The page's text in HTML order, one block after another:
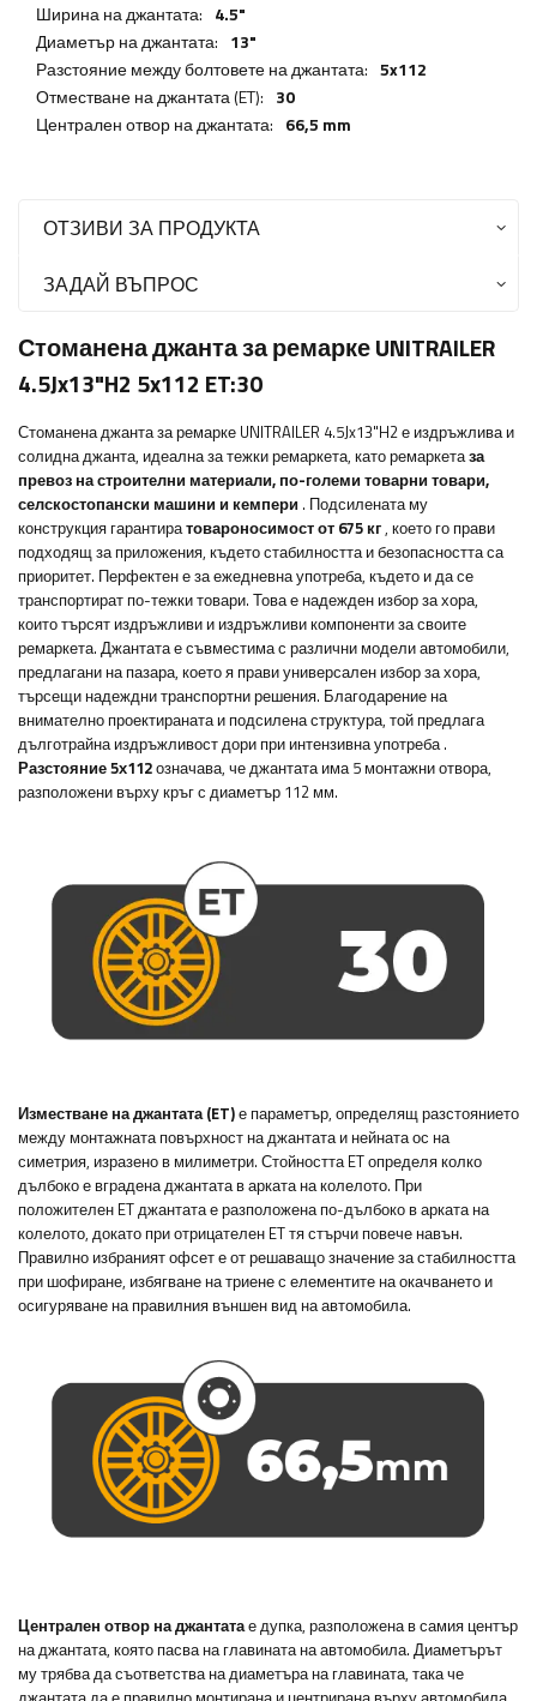
Ширина на джантата: 4.5"
Диаметър на джантата: 13"
Разстояние между болтовете на джантата: 5x112
Отместване на джантата (ET): 30
Централен отвор на джантата: 66,5 mm
ОТЗИВИ ЗА ПРОДУКТА
ЗАДАЙ ВЪПРОС
Стоманена джанта за ремарке UNITRAILER
4.5Jx13"H2 5x112 ET:30
Стоманена джанта за ремарке UNITRAILER 4.5Jx13"H2е издръжлива и
солидна джанта, идеална за тежки ремаркета, като ремаркетаза
превоз на строителни материали, по-големи товарни товари,
селскостопански машини и кемпери . Подсилената му
конструкция гарантиратовароносимост от 675 кг, което го прави
подходящ за приложения, където стабилността и безопасността са
приоритет. Перфектенеза ежедневна употреба, където и да се
транспортират по-тежки товари. Това е надежден избор за хора,
които търсят издръжливи и издръжливи компоненти за своите
ремаркета. Джантата е съвместима с различни модели автомобили,
предлагани на пазара, което я прави универсален избор за хора,
търсещи надеждни транспортни решения. Благодарение на
внимателно проектираната и подсилена структура, той предлага
дълготрайна издръжливост дори при интензивна употреба.
Разстояние 5х112означава, че джантата има 5 монтажни отвора,
разположени върху кръг с диаметър 112 мм.
Изместване на джантата (ET)е параметър, определящ разстоянието
между монтажната повърхност на джантата и нейната ос на
симетрия, изразено в милиметри. Стойността ET определя колко
дълбоко е вградена джантата в арката на колелото. При
положителен ET джантата е разположена по-дълбоко в арката на
колелото, докато при отрицателен ET тя стърчи повече навън.
Правилно избраният офсет е от решаващо значение за стабилността
при шофиране, избягване на триене с елементите на окачването и
осигуряване на правилния външен вид на автомобила.
Централен отвор на джантатае дупка, разположена в самия център
на джантата, която пасва на главината на автомобила. Диаметърът
му трябва да съответства на диаметъра на главината, така че